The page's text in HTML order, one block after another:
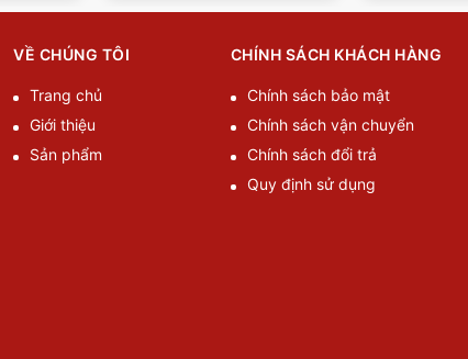
VỀ CHÚNG TÔI
Trang chủ
Giới thiệu
Sản phẩm
CHÍNH SÁCH KHÁCH HÀNG
Chính sách bảo mật
Chính sách vận chuyển
Chính sách đổi trả
Quy định sử dụng